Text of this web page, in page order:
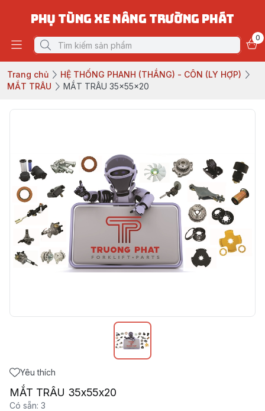
PHỤ TÙNG XE NÂNG TRƯỜNG PHÁT
0
Trang chủ
HỆ THỐNG PHANH (THẮNG) - CÔN (LY HỢP)
MẮT TRÂU
MẮT TRÂU 35x55x20
Yêu thích
MẮT TRÂU 35x55x20
Có sẵn: 3